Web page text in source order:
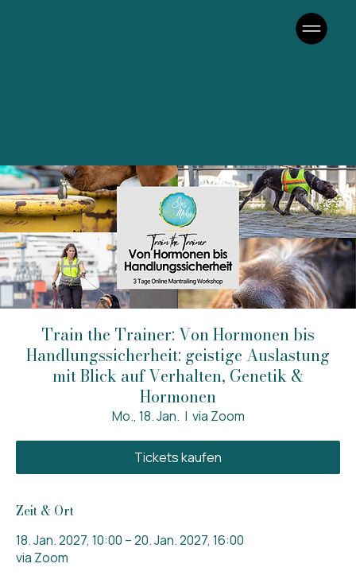
Train the Trainer: Von Hormonen bis
Handlungssicherheit: geistige Auslastung
mit Blick auf Verhalten, Genetik &
Hormonen
Mo., 18. Jan.
  |
via Zoom
Tickets kaufen
Zeit & Ort
18. Jan. 2027, 10:00 – 20. Jan. 2027, 16:00
via Zoom